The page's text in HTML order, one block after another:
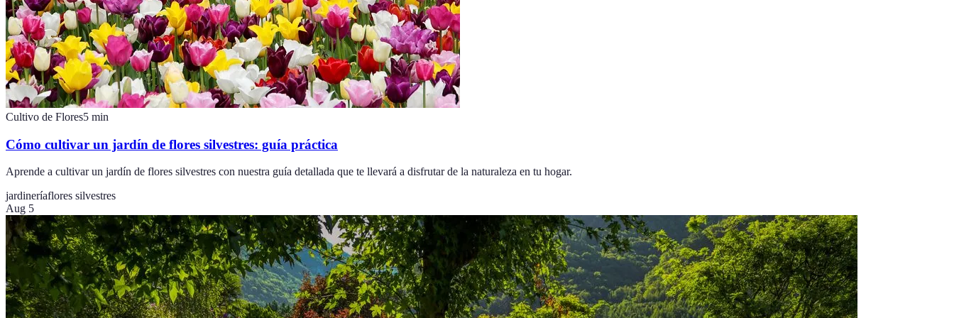
Cultivo de Flores5 min
Cómo cultivar un jardín de flores silvestres: guía práctica
Aprende a cultivar un jardín de flores silvestres con nuestra guía detallada que te llevará a disfrutar de la naturaleza en tu hogar.
jardineríaflores silvestres
Aug 5